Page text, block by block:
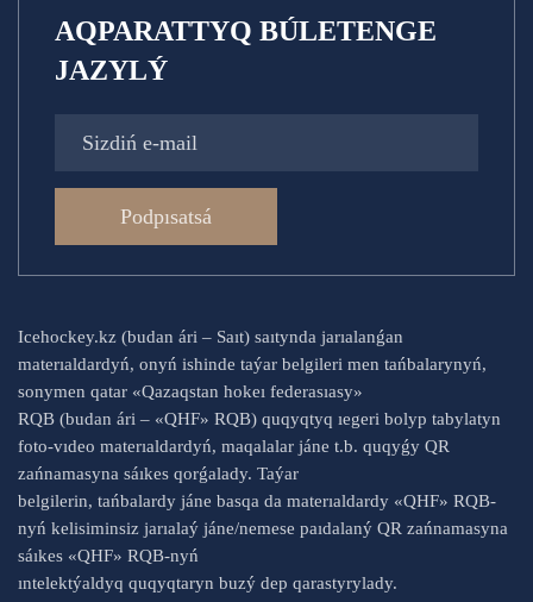
AQPARATTYQ BÚLETENGE
JAZYLÝ
Podpısatsá
Icehockey.kz (budan ári – Saıt) saıtynda jarıalanǵan
materıaldardyń, onyń ishinde taýar belgileri men tańbalarynyń,
sonymen qatar «Qazaqstan hokeı federasıasy»
RQB (budan ári – «QHF» RQB) quqyqtyq ıegeri bolyp tabylatyn
foto-vıdeo materıaldardyń, maqalalar jáne t.b. quqyǵy QR
zańnamasyna sáıkes qorǵalady. Taýar
belgilerin, tańbalardy jáne basqa da materıaldardy «QHF» RQB-
nyń kelisiminsiz jarıalaý jáne/nemese paıdalaný QR zańnamasyna
sáıkes «QHF» RQB-nyń
ıntelektýaldyq quqyqtaryn buzý dep qarastyrylady.